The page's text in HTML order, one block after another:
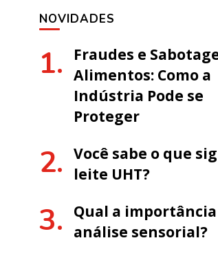
NOVIDADES
Fraudes e
Alimentos: Como a
Indústria Pode se
Proteger
Você sabe o que
leite UHT?
Qual a
análise sensorial?